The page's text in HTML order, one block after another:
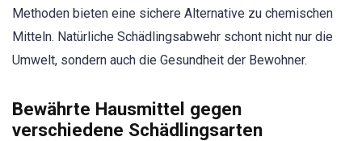
Methoden bieten eine sichere Alternative zu chemischen
Mitteln. Natürliche Schädlingsabwehr schont nicht nur die
Umwelt, sondern auch die Gesundheit der Bewohner.
Bewährte Hausmittel gegen
verschiedene Schädlingsarten